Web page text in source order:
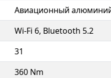
Авиационный
Wi-Fi 6, Bluetooth 5.2
31
360 Nm